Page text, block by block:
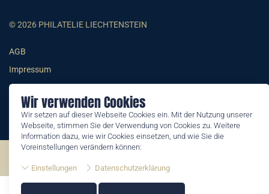
Wir verwenden Cookies
Wir setzen auf dieser Webseite Cookies ein. Mit der Nutzung unserer
Webseite, stimmen Sie der Verwendung von Cookies zu. Weitere
Information dazu, wie wir Cookies einsetzen, und wie Sie die
Voreinstellungen verändern können:
Einstellungen Datenschutzerklärung
© 2026 PHILATELIE LIECHTENSTEIN
AGB
Impressum
Datenschutzerklärung